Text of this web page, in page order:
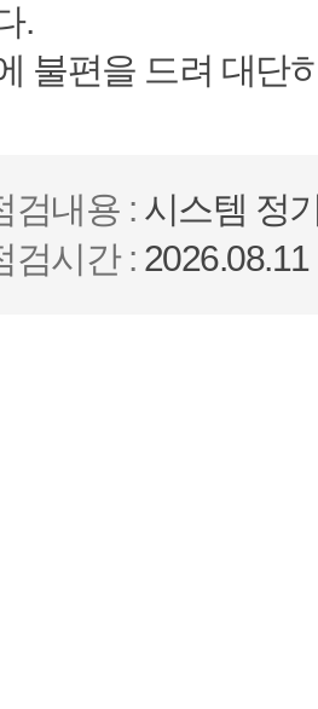
.
불편을 드려 대단
검내용 : 시스템 정
검시간 :